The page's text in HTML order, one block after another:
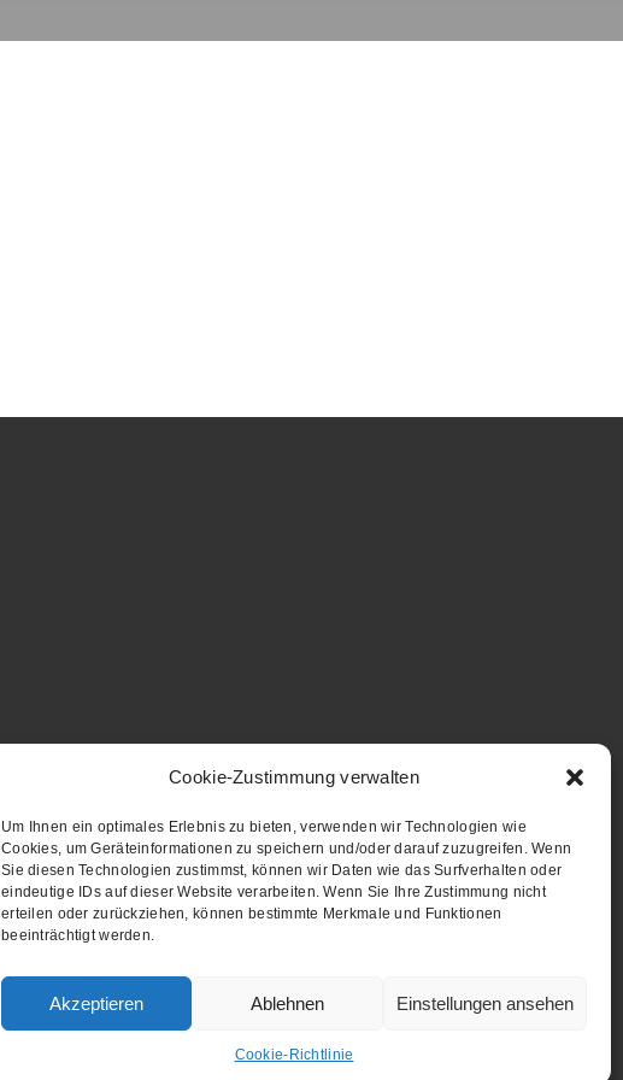
Cookie-Zustimmung verwalten
Um Ihnen ein optimales Erlebnis zu bieten, verwenden wir Technologien wie
Cookies, um Geräteinformationen zu speichern und/oder darauf zuzugreifen. Wenn
Sie diesen Technologien zustimmst, können wir Daten wie das Surfverhalten oder
eindeutige IDs auf dieser Website verarbeiten. Wenn Sie Ihre Zustimmung nicht
erteilen oder zurückziehen, können bestimmte Merkmale und Funktionen
beeinträchtigt werden.
Akzeptieren Ablehnen Einstellungen ansehen
Cookie-Richtlinie